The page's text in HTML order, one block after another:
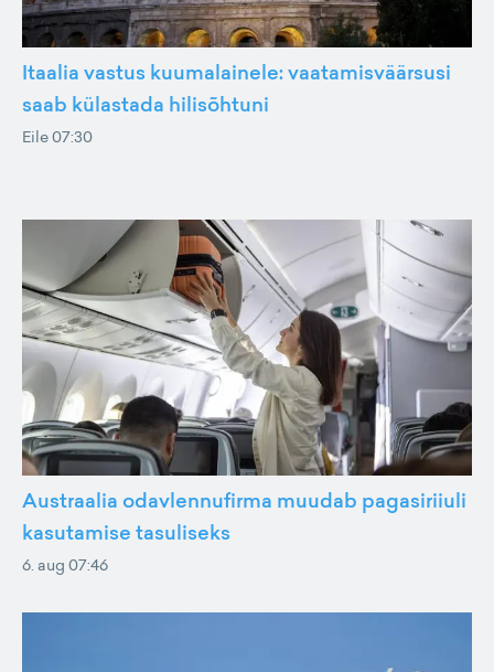
Itaalia vastus kuumalainele: vaatamisväärsusi
saab külastada hilisõhtuni
Eile 07:30
Austraalia odavlennufirma muudab pagasiriiuli
kasutamise tasuliseks
6. aug 07:46